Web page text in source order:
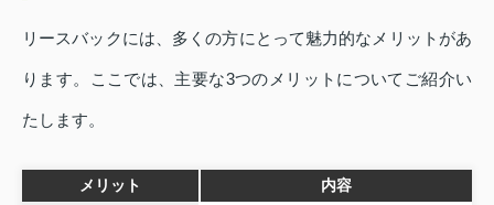
リースバックには、多くの方にとって魅力的なメリットがあ
ります。ここでは、主要な3つのメリットについてご紹介い
たします。
メリット 内容